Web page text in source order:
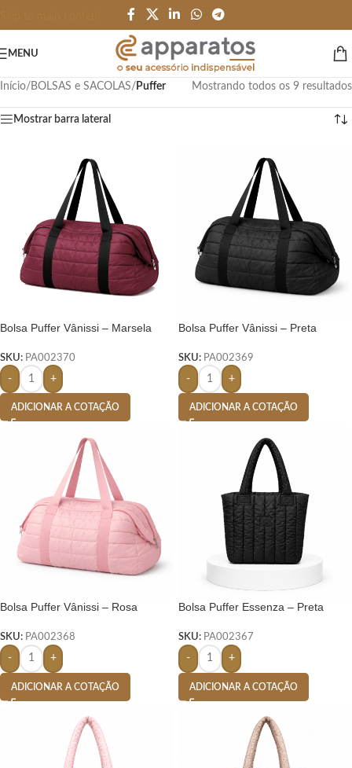
MENU
Início/ BOLSAS e SACOLAS/ Puffer Mostrando todos os 9 resultados
Mostrar barra lateral
Bolsa Puffer Vânissi – Marsela
SKU: PA002370
- +
ADICIONAR A COTAÇÃO
Bolsa Puffer Vânissi – Preta
SKU: PA002369
- +
ADICIONAR A COTAÇÃO
Bolsa Puffer Vânissi – Rosa
SKU: PA002368
- +
ADICIONAR A COTAÇÃO
Bolsa Puffer Essenza – Preta
SKU: PA002367
- +
ADICIONAR A COTAÇÃO